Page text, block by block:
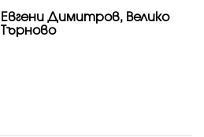
Евгени Димитров, Велико
Търново